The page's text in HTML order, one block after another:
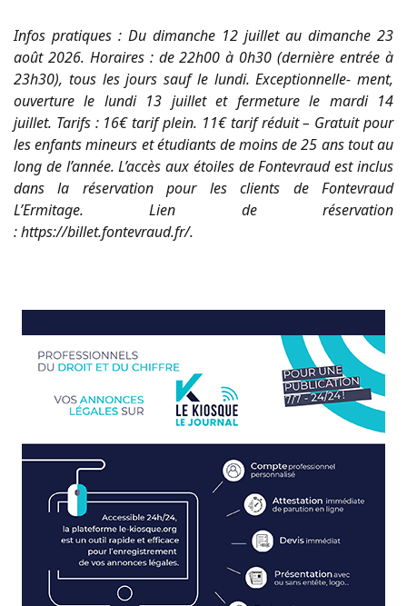
Infos pratiques : Du dimanche 12 juillet au dimanche 23
août 2026. Horaires : de 22h00 à 0h30 (dernière entrée à
23h30), tous les jours sauf le lundi. Exceptionnelle- ment,
ouverture le lundi 13 juillet et fermeture le mardi 14
juillet. Tarifs : 16€ tarif plein. 11€ tarif réduit – Gratuit pour
les enfants mineurs et étudiants de moins de 25 ans tout au
long de l’année. L’accès aux étoiles de Fontevraud est inclus
dans la réservation pour les clients de Fontevraud
L’Ermitage. Lien de réservation
: https://billet.fontevraud.fr/.